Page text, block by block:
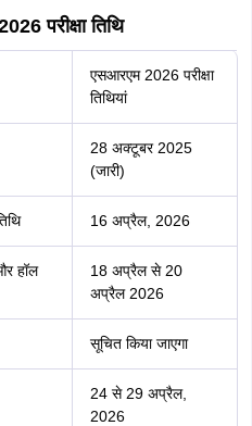
परीक्षा तिथि
एसआरएम 2026 परीक्षा
तिथियां
28 अक्टूबर 2025
(जारी)
16 अप्रैल, 2026
हॉल
18 अप्रैल से 20
अप्रैल 2026
सूचित किया जाएगा
24 से 29 अप्रैल,
2026